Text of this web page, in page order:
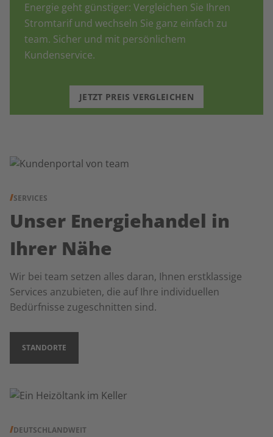
Energie geht günstiger: Vergleichen Sie Ihren
Stromtarif und wechseln Sie ganz einfach zu
team. Sicher und mit persönlichem
Kundenservice.
JETZT PREIS VERGLEICHEN
SERVICES
Unser Energiehandel in
Ihrer Nähe
Wir bei team setzen alles daran, Ihnen erstklassige
Services anzubieten, die auf Ihre individuellen
Bedürfnisse zugeschnitten sind.
STANDORTE
DEUTSCHLANDWEIT